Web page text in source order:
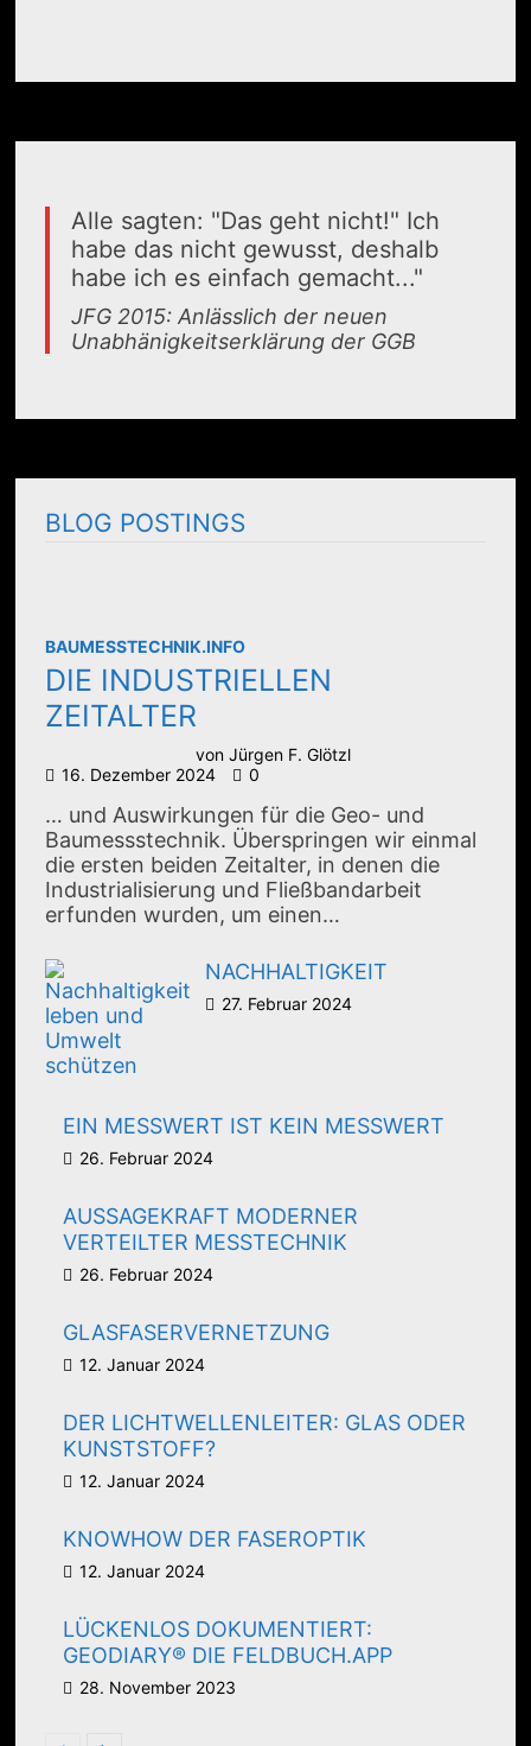
Alle sagten: "Das geht nicht!" Ich
habe das nicht gewusst, deshalb
habe ich es einfach gemacht..."
JFG 2015: Anlässlich der neuen
Unabhänigkeitserklärung der GGB
BLOG POSTINGS
BAUMESSTECHNIK.INFO
DIE INDUSTRIELLEN
ZEITALTER
von Jürgen F. Glötzl
16. Dezember 2024
0
… und Auswirkungen für die Geo- und
Baumessstechnik. Überspringen wir einmal
die ersten beiden Zeitalter, in denen die
Industrialisierung und Fließbandarbeit
erfunden wurden, um einen…
NACHHALTIGKEIT
27. Februar 2024
EIN MESSWERT IST KEIN MESSWERT
26. Februar 2024
AUSSAGEKRAFT MODERNER
VERTEILTER MESSTECHNIK
26. Februar 2024
GLASFASERVERNETZUNG
12. Januar 2024
DER LICHTWELLENLEITER: GLAS ODER
KUNSTSTOFF?
12. Januar 2024
KNOWHOW DER FASEROPTIK
12. Januar 2024
LÜCKENLOS DOKUMENTIERT:
GEODIARY® DIE FELDBUCH.APP
28. November 2023